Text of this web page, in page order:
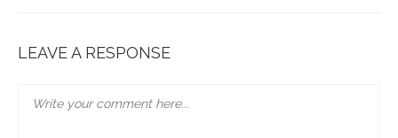
LEAVE A RESPONSE